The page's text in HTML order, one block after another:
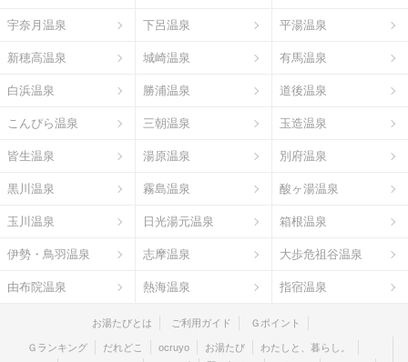
宇奈月温泉 下呂温泉 平湯温泉
新穂高温泉 城崎温泉 有馬温泉
白浜温泉 勝浦温泉 道後温泉
こんぴら温泉 三朝温泉 玉造温泉
皆生温泉 湯原温泉 別府温泉
黒川温泉 霧島温泉 酸ヶ湯温泉
玉川温泉 日光湯元温泉 箱根温泉
伊勢・鳥羽温泉 志摩温泉 大歩危祖谷温泉
由布院温泉 熱海温泉 指宿温泉
お湯たびとは ご利用ガイド Ｇポイント
Ｇランキング だれどこ ocruyo お湯たび
わたしと、暮らし。